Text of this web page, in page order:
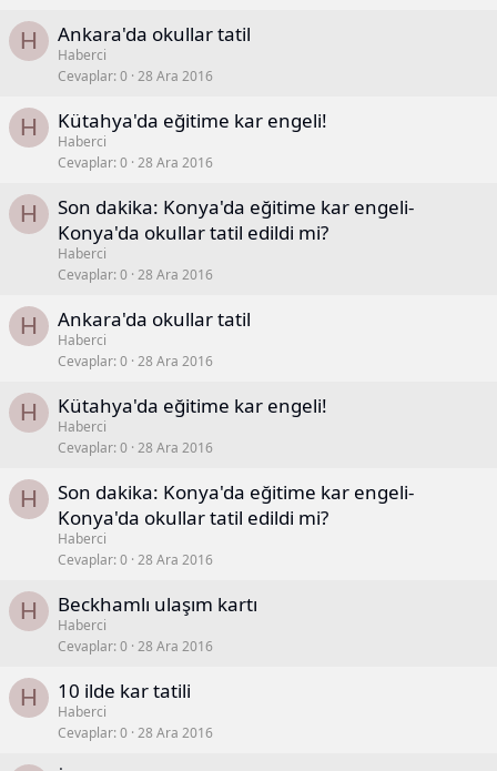
H Ankara'da okullar tatil
Haberci
Cevaplar 0 28 Ara 2016
H Kütahya'da eğitime kar engeli!
Haberci
Cevaplar 0 28 Ara 2016
H
Son dakika: Konya'da eğitime kar engeli-
Konya'da okullar tatil edildi mi?
Haberci
Cevaplar 0 28 Ara 2016
H Ankara'da okullar tatil
Haberci
Cevaplar 0 28 Ara 2016
H Kütahya'da eğitime kar engeli!
Haberci
Cevaplar 0 28 Ara 2016
H
Son dakika: Konya'da eğitime kar engeli-
Konya'da okullar tatil edildi mi?
Haberci
Cevaplar 0 28 Ara 2016
H Beckhamlı ulaşım kartı
Haberci
Cevaplar 0 28 Ara 2016
H 10 ilde kar tatili
Haberci
Cevaplar 0 28 Ara 2016